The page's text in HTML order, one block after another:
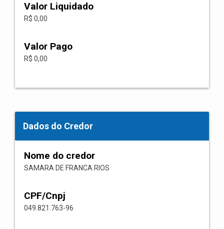
Valor Liquidado
R$ 0,00
Valor Pago
R$ 0,00
Dados do Credor
Nome do credor
SAMARA DE FRANCA RIOS
CPF/Cnpj
049.821.763-96